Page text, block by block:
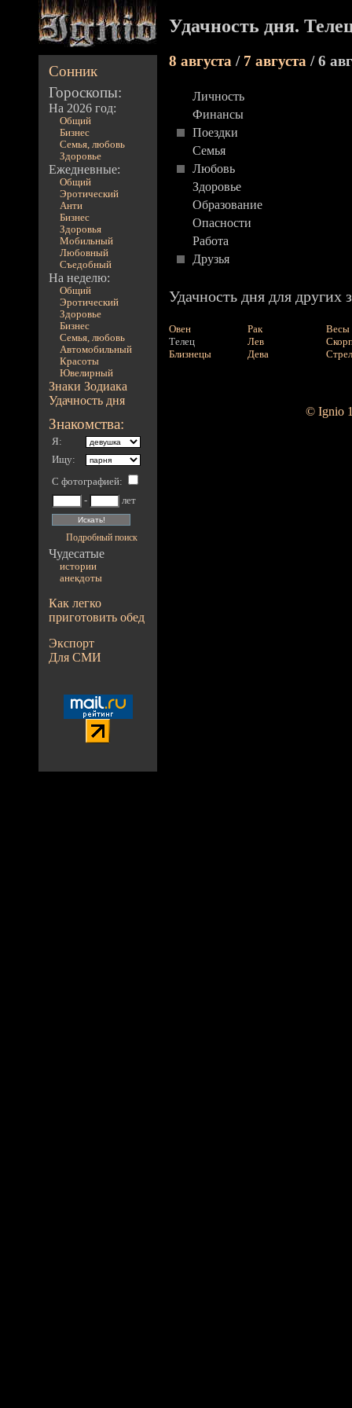
Сонник
Гороскопы:
На 2026 год:
Общий
Бизнес
Семья, любовь
Здоровье
Ежедневные:
Общий
Эротический
Анти
Бизнес
Здоровья
Мобильный
Любовный
Съедобный
На неделю:
Общий
Эротический
Здоровье
Бизнес
Семья, любовь
Автомобильный
Красоты
Ювелирный
Знаки Зодиака
Удачность дня
Знакомства:
Я:
Ищу:
С фотографией:
-
лет
Подробный поиск
Чудесатые
истории
анекдоты
Как легко
приготовить обед
Экспорт
Для СМИ
Удачность дня.
8 августа / 7 августа / 6
Личность
Финансы
Поездки
Семья
Любовь
Здоровье
Образование
Опасности
Работа
Друзья
Удачность дня для других
Овен
Телец
Близнецы
Рак
Лев
Дева
Весы
© Ignio